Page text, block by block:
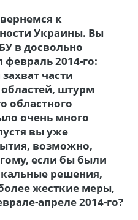
к
Украины. Вы
в досвольно
2014-го:
части
штурм
областного
очень много
вы уже
возможно,
если бы были
решения,
жесткие меры,
апреле 2014-го?